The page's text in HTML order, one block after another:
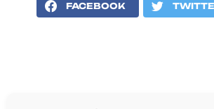
FACEBOOK